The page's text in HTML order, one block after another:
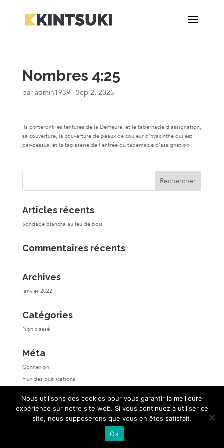
Nombres 4:25
par admin1939 | Sep 2, 2025
Ils porteront les tentures de la Demeure, et le tabernacle d’assignation,
sa couverture, la couverture de peaux de couleur d’hyacinthe qui est
par-dessus, et la tapisserie de l’entrée du tabernacle d’assignation;
Articles récents
Sondage plancha au feu de bois
Commentaires récents
Archives
janvier 2022
Catégories
Non classé
Méta
Connexion
Flux des publications
Site de WordPress-FR
Nous utilisons des cookies pour vous garantir la meilleure
expérience sur notre site web. Si vous continuez à utiliser ce
site, nous supposerons que vous en êtes satisfait.
Ok